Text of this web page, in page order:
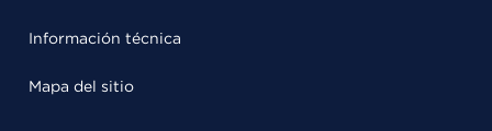
Información técnica
Mapa del sitio